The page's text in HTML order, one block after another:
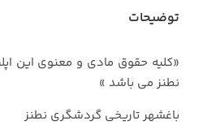
توضیحات
«کلیه حقوق مادی و معنوی این
نطنز می باشد »
باغشهر تاریخی گردشگری نطنز